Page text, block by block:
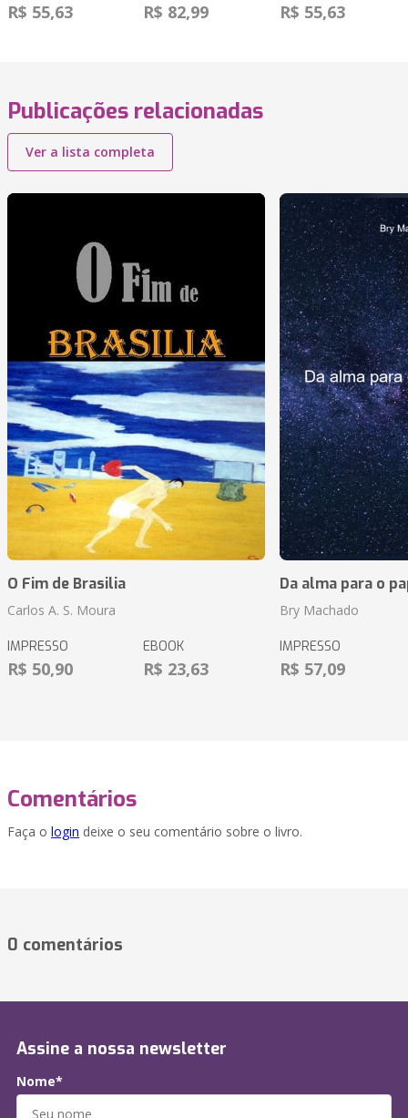
R$ 55,63 R$ 82,99 R$ 55,63
Publicações relacionadas
Ver a lista completa
O Fim de Brasilia
Carlos A. S. Moura
IMPRESSO
R$ 50,90
EBOOK
R$ 23,63
Da alma para o
Bry Machado
IMPRESSO
R$ 57,09
Comentários
Faça o login deixe o seu comentário sobre o livro.
0 comentários
Assine a nossa newsletter
Nome*